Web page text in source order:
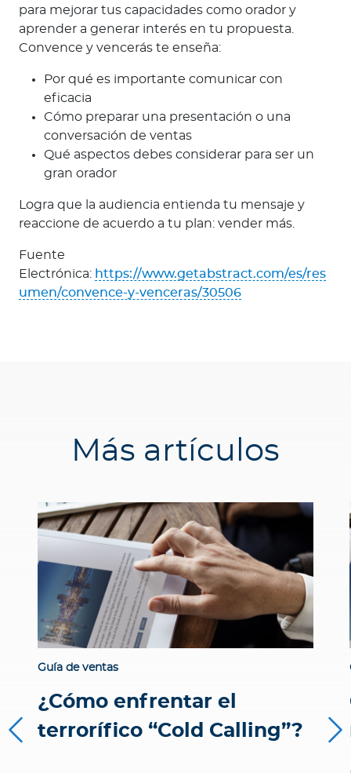
para mejorar tus capacidades como orador y
aprender a generar interés en tu propuesta.
Convence y vencerás te enseña:
Por qué es importante comunicar con
eficacia
Cómo preparar una presentación o una
conversación de ventas
Qué aspectos debes considerar para ser un
gran orador
Logra que la audiencia entienda tu mensaje y
reaccione de acuerdo a tu plan: vender más.
Fuente
Electrónica: https://www.getabstract.com/es/res
umen/convence-y-venceras/30506
Más artículos
Guía de ventas
¿Cómo enfrentar el
terrorífico “Cold Calling”?